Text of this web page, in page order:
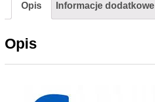
1,8mOpis Informacje dodatkowe
Opis